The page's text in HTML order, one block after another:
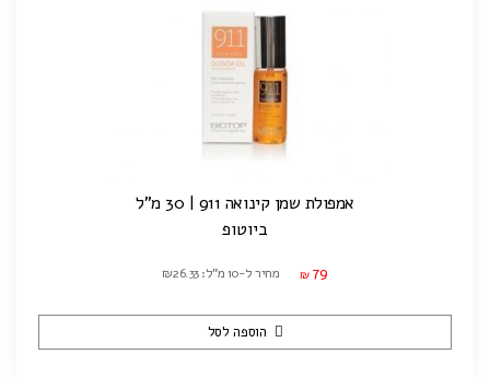
אמפולת שמן קינואה 911 | 30 מ"ל
ביוטופ
₪ 79 מחיר ל-10 מ"ל: ₪26.33
הוספה לסל